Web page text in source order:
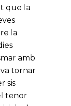
que la
la
amb
va tornar
sis
tenor